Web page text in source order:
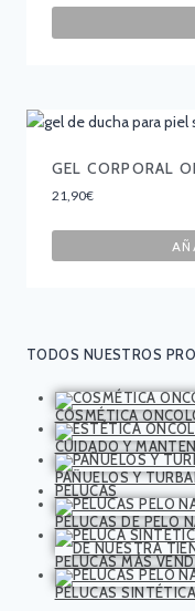
GEL CORPORAL
21,90€
TODOS NUESTROS
COSMÉTICA
CUIDADO Y
PAÑUELOS Y
PELUCAS
PELUCAS DE PELO
PELUCAS MÁS
PELUCAS